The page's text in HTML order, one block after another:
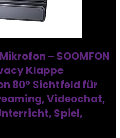
– SOOMFON
Klappe
80° Sichtfeld für
Videochat,
Spiel,